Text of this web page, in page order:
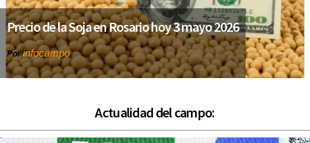
Precio de la Soja en Rosario hoy 3 mayo 2026
Porinfocampo
Actualidad del campo: